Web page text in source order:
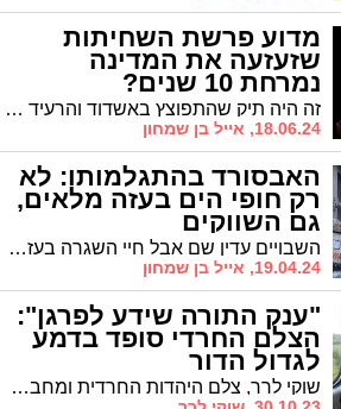
מדוע פרשת השחיתות
שזעזעה את המדינה
נמרחת 10 שנים?
זה היה תיק שהתפוצץ באשדוד והרעיד את המדינה עם חשד כבד לשוטרים מושחתים, עם פרקליטת מחוז מרכז נערצת שהתגלתה כמושחתת, עם פרקליט צמרת מפורסם שקיבל מזוודות כסף מלקוחות כדי לסגור תיקים בטענה שהוא משחד איתם שוטרים. אז למה התיק שהיה שהטיל צל כבד על מערכת אכיפת החוק, נמרח כבר 10 שנים וסיומו עדיין לא נראה באופק?
18.06.24, אייל בן שמחון
האבסורד בהתגלמותו: לא
רק חופי הים בעזה מלאים,
גם השווקים
השבויים עדין שם אבל חיי השגרה בעזה חוזרים למסלולם בהדרגה, הצבא הישראלי בחוץ, החמאס בפנים, אוכל מגיע בשפע לתושבים ועולם כמנהגו נוהג, כן גם טיל שנורה הלילה מעזה לישראל ונפל בין אשדוד לאשקלון.
19.04.24, אייל בן שמחון
"ענק התורה שידע לפרגן":
הצלם החרדי סופד בדמע
לגדול הדור
שוקי לרר, צלם היהדות החרדית ומחבר סדרת הספרים "בצילם", סופד אחר מיטתו של הגרב"מ אזרחי זצ"ל: "ענק התורה שלא פסק להאיר פנים לשני ולפרגן"